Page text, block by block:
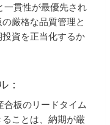
一貫性が最優先され
厳格な品質管理と
資を正当化するか
：
合板のリードタイム
ことは、納期が厳